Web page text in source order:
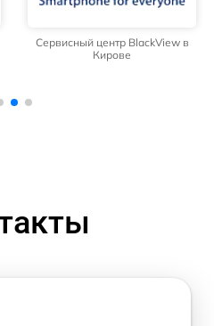
Сервисный центр BlackView в
Кирове